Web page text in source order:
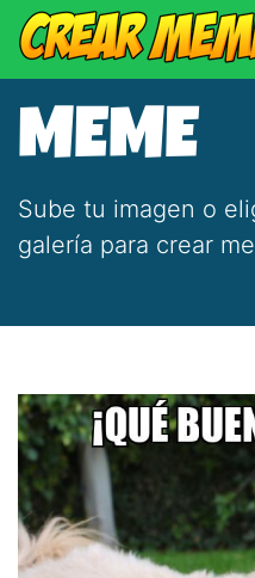
MEME
Sube tu imagen o
galería para crear